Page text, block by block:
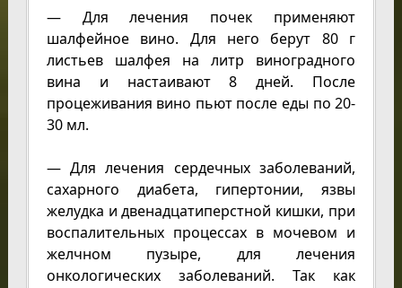
— Для лечения почек применяют
шалфейное вино. Для него берут 80 г
листьев шалфея на литр виноградного
вина и настаивают 8 дней. После
процеживания вино пьют после еды по 20-
30 мл.
— Для лечения сердечных заболеваний,
сахарного диабета, гипертонии, язвы
желудка и двенадцатиперстной кишки, при
воспалительных процессах в мочевом и
желчном пузыре, для лечения
онкологических заболеваний. Так как